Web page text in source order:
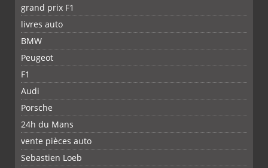
grand prix F1
livres auto
BMW
Peugeot
F1
Audi
Porsche
24h du Mans
vente pièces auto
Sebastien Loeb